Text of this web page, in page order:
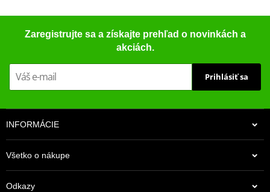
Zaregistrujte sa a získajte prehľad o novinkách a
akciách.
Prihlásiť sa
INFORMÁCIE
Všetko o nákupe
Odkazy